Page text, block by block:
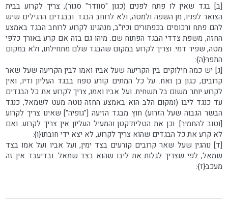
[ב] בגד שאין לו פתח לפנים (כגון "סוודר" סגור), צריך לקרוע בבית
הצואר לפניו, מן השפה ולמטה, ולא לרוחב הבגד. ובבגדים הרגילים שיש
להם פתח ורכוסים בכפתורים וכיו"ב, מנהגינו לקרוע לרוחב הבגד באמצע
החזה, משפת צדדי הבגד הפתוח שם. מיהו גם בזה אם קרע באורך כלפי
מטה, שפיר דמי. וצריך לקרוע במקום שהבגד שלם מתחילתו, ולא במקום
התפר{ה}:
[ג] יש כמה חילוקים בין הקריעה שעל אביו ואמו לבין הקריעה שעל שאר
קרובים, כגון בן ואח. על כל המתים קורע טפח בבגד העליון ודיו, ואין
לקרוע יותר משום בל תשחית. ועל אביו ואמו, צריך לקרוע את כל הבגדים
עד כנגד ליבו (ומקום הלב הוא באמצע החזה נוטה מעט לשמאל, כנגד
הבשר הגבוה שעל הזרוע) חוץ מבגד הזיעה ["גופיה"] שאינו צריך לקרוע
[וטוב להחמיר]. וכן את הטלית־קטן והמעיל העליון אין צריך לקרוע. ואם
לא קרע את כל הבגדים שהוא צריך לקרוע, לא יצא ידי חובתו{ו}:
[ד] נוהגין שעל שאר קרובים קורעים בצד ימין, ועל אביו ועל אמו בצד
שמאל, לפי שצריך לגלות את ליבו שהוא בצד שמאל. ובדיעבד אין זה
מעכב{ז}: